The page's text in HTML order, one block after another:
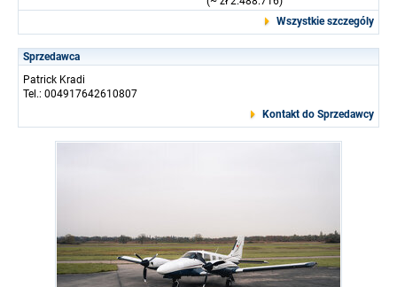
Wszystkie szczególy
Sprzedawca
Patrick Kradi
Tel.: 004917642610807
Kontakt do Sprzedawcy